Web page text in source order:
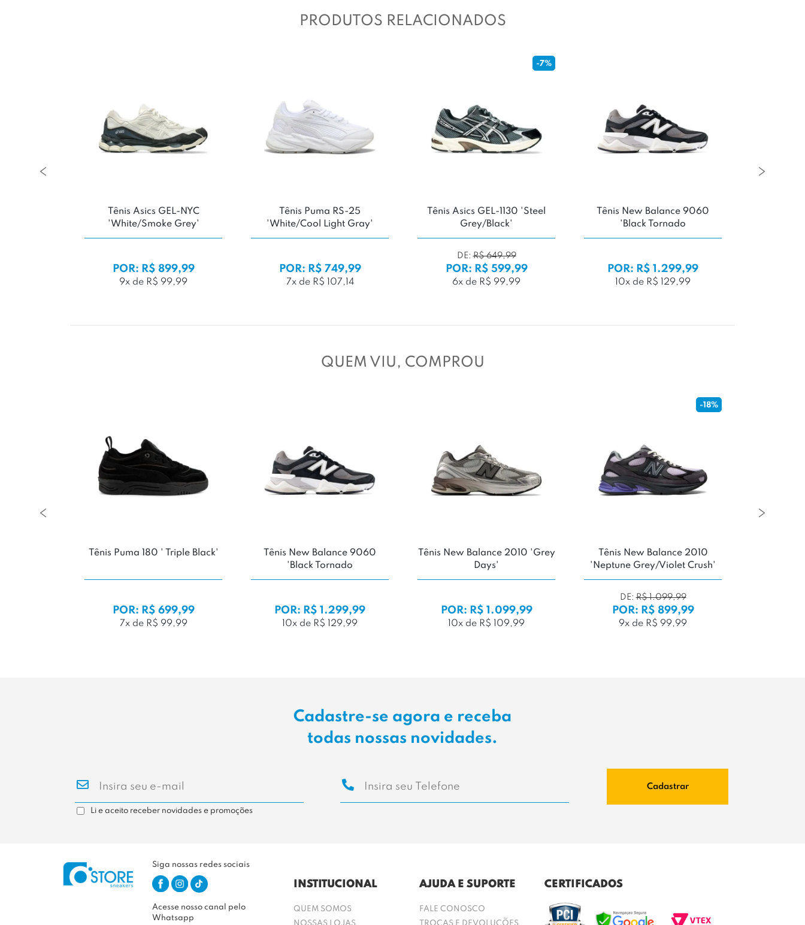
PRODUTOS RELACIONADOS
Tênis Asics GEL-NYC
'White/Smoke Grey'
POR: R$ 899,99
9x de R$ 99,99
Tênis Puma RS-25
'White/Cool Light Gray'
POR: R$ 749,99
7x de R$ 107,14
-7%
Tênis Asics GEL-1130 'Steel
Grey/Black'
DE:R$ 649,99
POR: R$ 599,99
6x de R$ 99,99
Tênis New Balance 9060
'Black Tornado
POR: R$ 1.299,99
10x de R$ 129,99
QUEM VIU, COMPROU
Tênis Puma 180 ' Triple Black'
POR: R$ 699,99
7x de R$ 99,99
Tênis New Balance 9060
'Black Tornado
POR: R$ 1.299,99
10x de R$ 129,99
Tênis New Balance 2010 'Grey
Days'
POR: R$ 1.099,99
10x de R$ 109,99
-18%
Tênis New Balance 2010
'Neptune Grey/Violet Crush'
DE:R$ 1.099,99
POR: R$ 899,99
9x de R$ 99,99
Cadastre-se agora e receba
todas nossas novidades.
Cadastrar
Li e aceito receber novidades e promoções
Siga nossas redes sociais
Acesse nosso canal pelo
Whatsapp
INSTITUCIONAL
QUEM SOMOS
AJUDA E SUPORTE
FALE CONOSCO
CERTIFICADOS